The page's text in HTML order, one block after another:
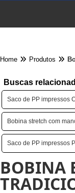
Home Produtos
Buscas
Saco de PP impressos
Bobina stretch com
Saco de PP impressos
BOBINA